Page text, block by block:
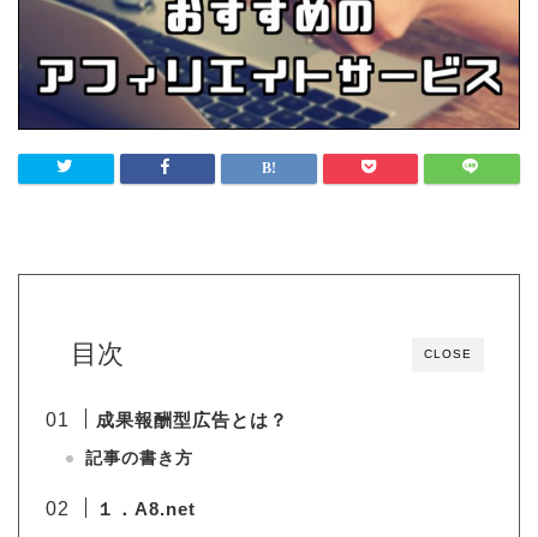
CLOSE
目次
成果報酬型広告とは？
記事の書き方
１．A8.net